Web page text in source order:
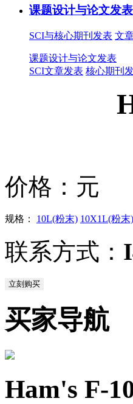
课题设计与论文发表
SCI与核心期刊发表 文
课题设计与论文发表
SCI文章发表 核心期刊
价格： 元
规格： 10L(粉末) 10X1L(粉末)
联系方式：
立刻购买
买家导航
Ham's F-